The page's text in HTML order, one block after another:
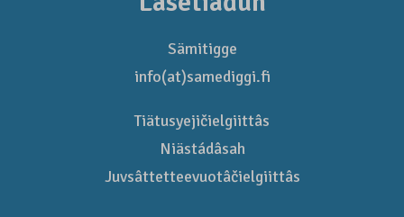
Sämitigge
info(at)samediggi.fi
Tiätusyejičielgiittâs
Niästádâsah
Juvsâttetteevuotâčielgiittâs